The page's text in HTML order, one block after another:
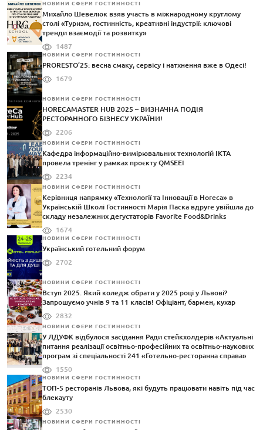
НОВИНИ СФЕРИ ГОСТИННОСТІ
Михайло Шевелюк взяв участь в міжнародному круглому
столі «Туризм, гостинність, креативні індустрії: ключові
тренди взаємодії та розвитку»
1487
НОВИНИ СФЕРИ ГОСТИННОСТІ
PRORESTO’25: весна смаку, сервісу і натхнення вже в Одесі!
1679
НОВИНИ СФЕРИ ГОСТИННОСТІ
HORECAMASTER HUB 2025 – ВИЗНАЧНА ПОДІЯ
РЕСТОРАННОГО БІЗНЕСУ УКРАЇНИ!
2206
НОВИНИ СФЕРИ ГОСТИННОСТІ
Кафедра інформаційно-вимірювальних технологій ІКТА
провела тренінг у рамках проєкту QMSEEI
2234
НОВИНИ СФЕРИ ГОСТИННОСТІ
Керівниця напрямку «Технології та Інновації в Horeca» в
Українській Школі Гостинності Марія Паска вдруге увійшла до
складу незалежних дегустаторів Favorite Food&Drinks
1674
НОВИНИ СФЕРИ ГОСТИННОСТІ
Український готельний форум
2702
НОВИНИ СФЕРИ ГОСТИННОСТІ
Вступ 2025. Який коледж обрати у 2025 році у Львові?
Запрошуємо учнів 9 та 11 класів! Офіціант, бармен, кухар
2832
НОВИНИ СФЕРИ ГОСТИННОСТІ
У ЛДУФК відбулося засідання Ради стейкхолдерів «Актуальні
питання реалізації освітньо-професійних та освітньо-наукових
програм зі спеціальності 241 «Готельно-ресторанна справа»
1550
НОВИНИ СФЕРИ ГОСТИННОСТІ
ТОП-5 ресторанів Львова, які будуть працювати навіть під час
блекауту
2530
НОВИНИ СФЕРИ ГОСТИННОСТІ